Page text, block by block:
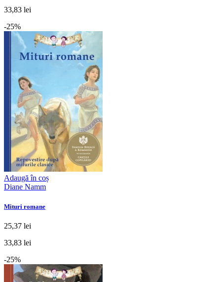
33,83 lei
-25%
Adaugă în coș
Diane Namm
Mituri romane
25,37 lei
33,83 lei
-25%